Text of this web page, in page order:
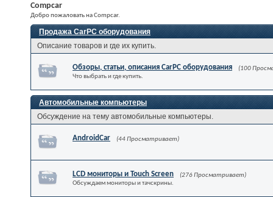
Compcar
Добро пожаловать на Compcar.
Продажа CarPC оборудования
Описание товаров и где их купить.
Обзоры, статьи, описания CarPC оборудования
(100
Что выбрать и где купить.
Автомобильные компьютеры
Обсуждение на тему автомобильные компьютеры.
AndroidCar (44 Просматривает)
LCD мониторы и Touch Screen
(276 Просматривает)
Обсуждаем мониторы и тачскрины.